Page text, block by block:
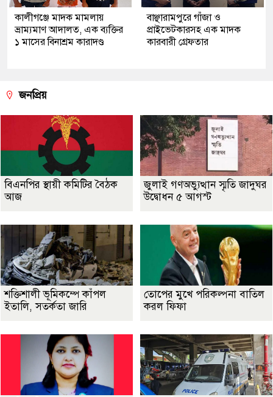
কালীগঞ্জে মাদক মামলায়
ভ্রাম্যমাণ আদালত, এক ব্যক্তির
১ মাসের বিনাশ্রম কারাদণ্ড
বাঞ্ছারামপুরে গাঁজা ও
প্রাইভেটকারসহ এক মাদক
কারবারী গ্রেফতার
জনপ্রিয়
বিএনপির স্থায়ী কমিটির বৈঠক
আজ
জুলাই গণঅভ্যুত্থান স্মৃতি জাদুঘর
উদ্বোধন ৫ আগস্ট
শক্তিশালী ভূমিকম্পে কাঁপল
ইতালি, সতর্কতা জারি
তোপের মুখে পরিকল্পনা বাতিল
করল ফিফা